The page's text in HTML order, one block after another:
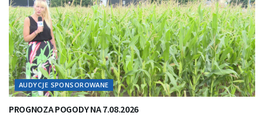
AUDYCJE SPONSOROWANE
PROGNOZA POGODY NA 7.08.2026